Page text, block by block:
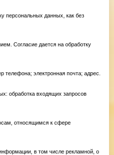
персональных данных, как без
Согласие дается на обработку
электронная почта; адрес.
обработка входящих запросов
относящимся к сфере
в том числе рекламной, о